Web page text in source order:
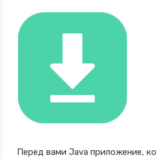
Перед вами Java приложение,